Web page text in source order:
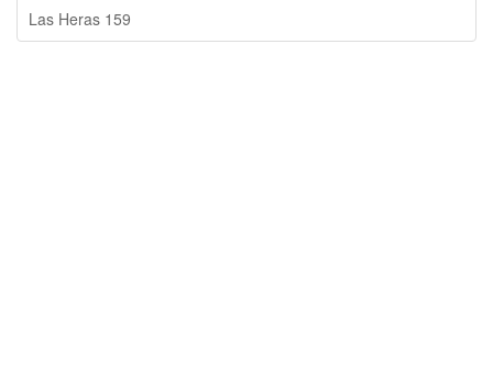
Las Heras 159